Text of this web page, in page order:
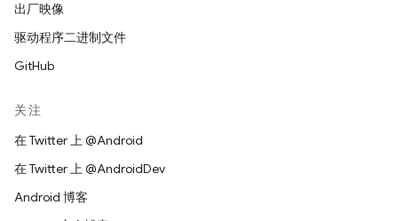
出厂映像
驱动程序二进制文件
GitHub
关注
在 Twitter 上 @Android
在 Twitter 上 @AndroidDev
Android 博客